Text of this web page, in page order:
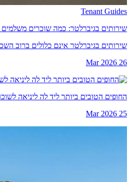
Tenant Guides
שירותים בגיברלטר: כמה שוכרים
שירותים בגיברלטר אינם כלולים ברוב השכירויות. מים,
26 Mar 2026
החופים הטובים ביותר ליד לה ליניאה
25 Mar 2026